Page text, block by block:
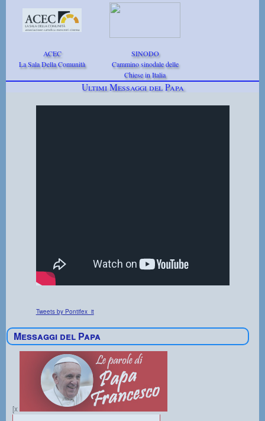
ACEC
La Sala Della Comunità
SINODO
Cammino sinodale delle
Chiese in Italia
Ultimi Messaggi del Papa
Tweets by Pontifex_it
Messaggi del Papa
[x